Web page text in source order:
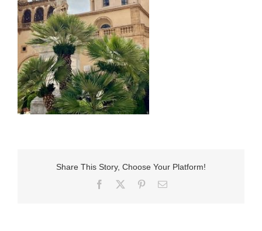
Share This Story, Choose Your Platform!
Facebook
Pinterest
E-